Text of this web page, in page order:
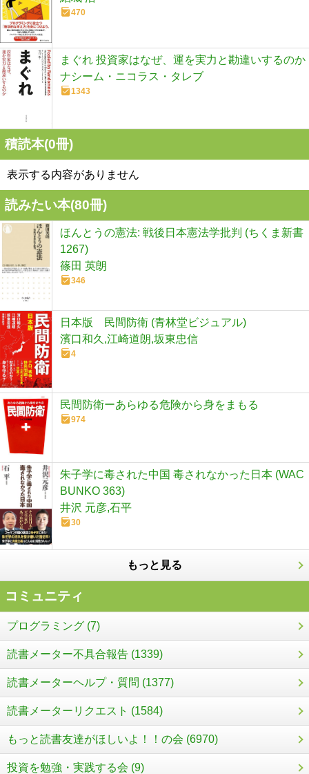
470
まぐれ 投資家はなぜ、運を実力と勘違いするのか
ナシーム・ニコラス・タレブ
1343
積読本(0冊)
表示する内容がありません
読みたい本(80冊)
ほんとうの憲法: 戦後日本憲法学批判 (ちくま新書
1267)
篠田 英朗
346
日本版 民間防衛 (青林堂ビジュアル)
濱口和久,江崎道朗,坂東忠信
4
民間防衛ーあらゆる危険から身をまもる
974
朱子学に毒された中国 毒されなかった日本 (WAC
BUNKO 363)
井沢 元彦,石平
30
もっと見る
コミュニティ
プログラミング (7)
読書メーター不具合報告 (1339)
読書メーターヘルプ・質問 (1377)
読書メーターリクエスト (1584)
もっと読書友達がほしいよ！！の会 (6970)
投資を勉強・実践する会 (9)